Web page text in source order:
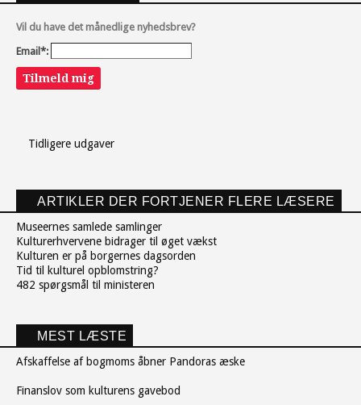
Vil du have det månedlige nyhedsbrev?
Email*:
Tilmeld mig
Tidligere udgaver
ARTIKLER DER FORTJENER FLERE LÆSERE
Museernes samlede samlinger
Kulturerhvervene bidrager til øget vækst
Kulturen er på borgernes dagsorden
Tid til kulturel opblomstring?
482 spørgsmål til ministeren
MEST LÆSTE
Afskaffelse af bogmoms åbner Pandoras æske
Finanslov som kulturens gavebod